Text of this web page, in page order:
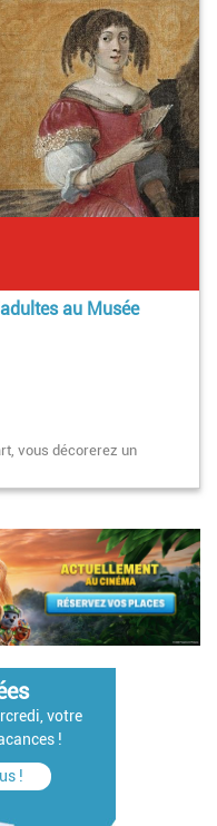
au Musée
vous décorerez un
votre
!
!